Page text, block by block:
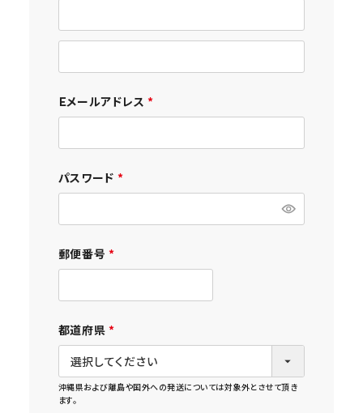
ご利用ガイド
須
Ｅメールアドレス
(
須
パスワード
(
須
郵便番号
(
須
)
都道府県
(
必
須